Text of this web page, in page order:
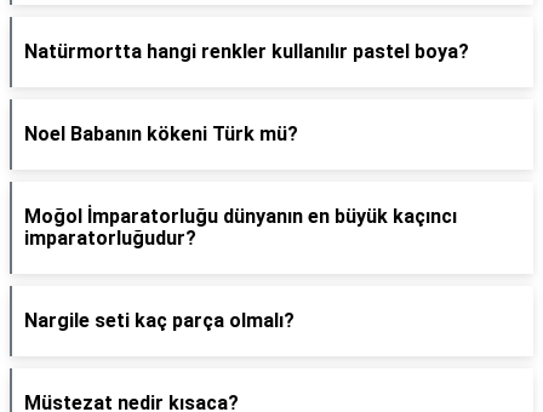
Natürmortta hangi renkler kullanılır pastel boya?
Noel Babanın kökeni Türk mü?
Moğol İmparatorluğu dünyanın en büyük kaçıncı
imparatorluğudur?
Nargile seti kaç parça olmalı?
Müstezat nedir kısaca?